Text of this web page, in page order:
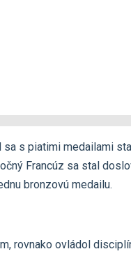
sa s piatimi medailami
Francúz sa stal
bronzovú medailu.
rovnako ovládol